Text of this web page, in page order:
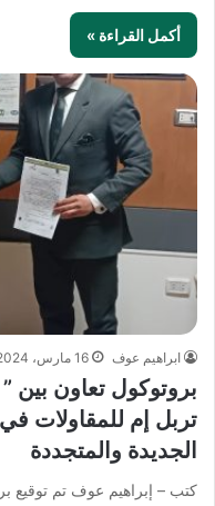
أكمل القراءة »
ابراهيم عوف 16 مارس، 2024
بروتوكول تعاون
تربل إم للمقاولات في
الجديدة والمتجددة
كتب – إبراهيم عوف تم توقيع